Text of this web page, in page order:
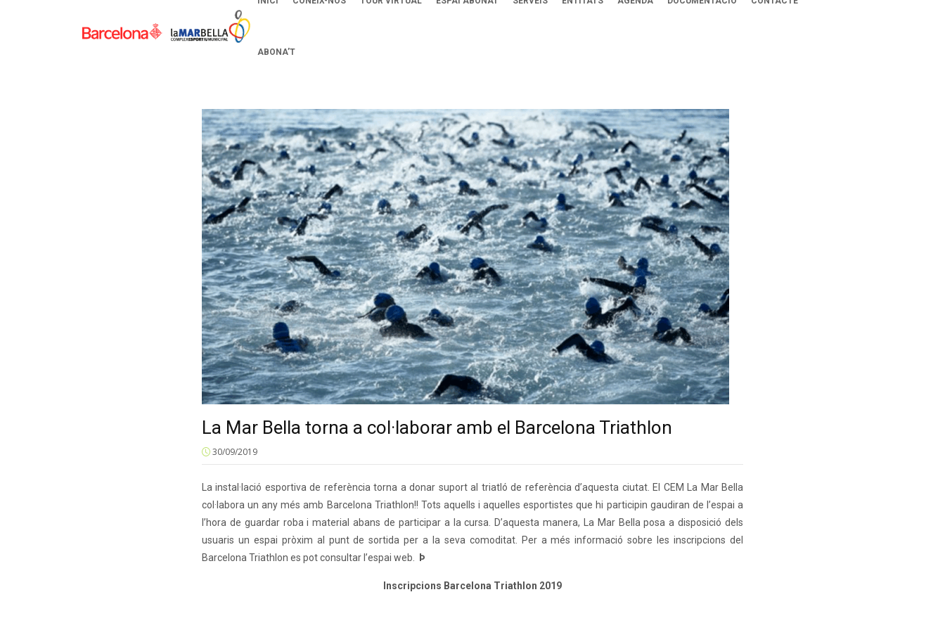
ABONA’T
La Mar Bella torna a col·laborar amb el Barcelona Triathlon
30/09/2019
La instal·lació esportiva de referència torna a donar suport al triatló de referència d’aquesta ciutat. El CEM La Mar Bella
col·labora un any més amb Barcelona Triathlon!! Tots aquells i aquelles esportistes que hi participin gaudiran de l’espai a
l’hora de guardar roba i material abans de participar a la cursa. D’aquesta manera, La Mar Bella posa a disposició dels
usuaris un espai pròxim al punt de sortida per a la seva comoditat. Per a més informació sobre les inscripcions del
Barcelona Triathlon es pot consultar l’espai web.
Þ
Inscripcions Barcelona Triathlon 2019